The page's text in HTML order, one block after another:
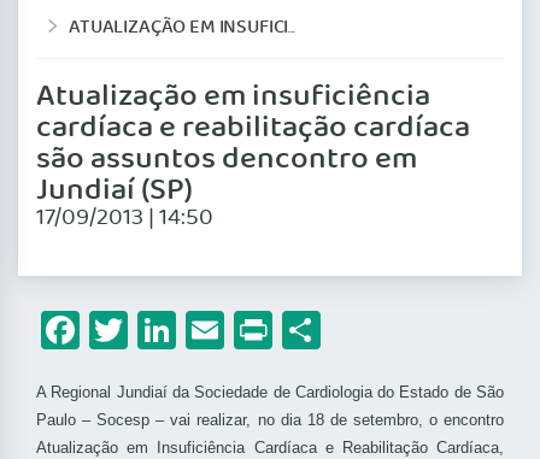
ATUALIZAÇÃO EM INSUFICIÊNCIA CARDÍACA E REABILITAÇÃO CARDÍACA SÃO ASSUNTOS DENCONTRO EM JUNDIAÍ (SP)
Atualização em insuficiência
cardíaca e reabilitação cardíaca
são assuntos dencontro em
Jundiaí (SP)
17/09/2013 | 14:50
Facebook
Twitter
LinkedIn
Email
Print
A Regional Jundiaí da Sociedade de Cardiologia do Estado de São
Paulo – Socesp – vai realizar, no dia 18 de setembro, o encontro
Atualização em Insuficiência Cardíaca e Reabilitação Cardíaca,